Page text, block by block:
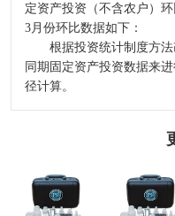
定资产投资（不含农户）
3月份环比数据如下：
根据投资统计制度方法
同期固定资产投资数据来
径计算。
河北发布二〇二
四年度企业标
2024-2029全
中國CMP拋
過濾器行業